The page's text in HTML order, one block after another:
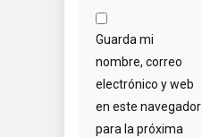
Guarda mi
nombre, correo
electrónico y web
en este navegador
para la próxima